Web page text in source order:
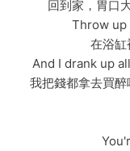
回到家，胃口
Throw up
在浴缸
And I drank up
我把錢都拿去買